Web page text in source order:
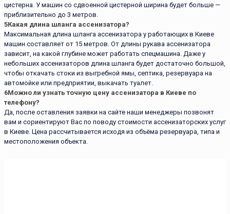
цистерна. У машин со сдвоенной цистерной ширина будет больше —
приблизительно до 3 метров.
5Какая длина шланга ассенизатора?
Максимальная длина шланга ассенизатора у работающих в Киеве
машин составляет от 15 метров. От длины рукава ассенизатора
зависит, на какой глубине может работать спецмашина. Даже у
небольших ассенизаторов длина шланга будет достаточно большой,
чтобы откачать стоки из выгребной ямы, септика, резервуара на
автомойке или предприятии, выкачать туалет.
6Можно ли узнать точную цену ассенизатора в Киеве по
телефону?
Да, после оставления заявки на сайте наши менеджеры позвонят
вам и сориентируют Вас по поводу стоимости ассенизаторских услуг
в Киеве. Цена рассчитывается исходя из объёма резервуара, типа и
местоположения объекта.